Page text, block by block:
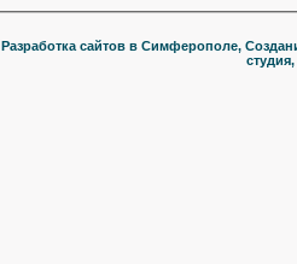
Разработка сайтов в Симферополе,